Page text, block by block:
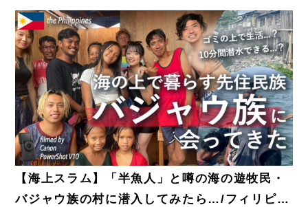
【海上スラム】「半魚人」と噂の海の遊牧民・
バジャウ族の村に潜入してみたら…/フィリピ